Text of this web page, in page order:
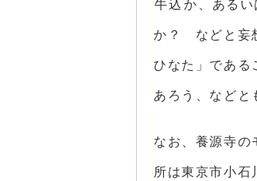
牛込 か、あるい
か？ などと妄
ひなた」である
あろう、などと
なお、養源寺の
所は東京市小石